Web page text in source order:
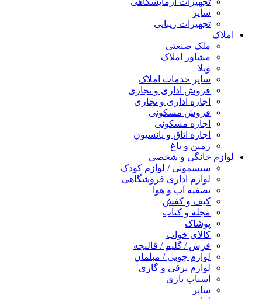
سایر
تجهیزات زیبایی
املاک
ملک صنعتی
مشاور املاک
ویلا
سایر خدمات املاک
فروش اداری و تجاری
اجاره اداری و تجاری
فروش مسکونی
اجاره مسکونی
اجاره اتاق و پانسیون
زمین و باغ
لوازم خانگی و شخصی
سیسمونی / لوازم کودک
لوازم اداری فروشگاهی
تصفیه آب و هوا
کیف و کفش
مجله و کتاب
پوشاک
کالای خواب
فرش / گلیم / قالیچه
لوازم چوبی / مبلمان
لوازم برقی و گازی
اسباب بازی
سایر